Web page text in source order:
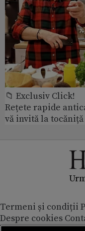
📁 Exclusiv Click!
Rețete rapide
vă invită la
Termeni și condiții
Despre cookies